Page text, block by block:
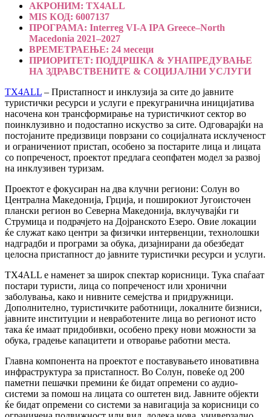
АКРОНИМ: TX4ALL
MIS КОД: 6007137
ПРОГРАМА: Interreg VI-A IPA Greece–North
Macedonia 2021–2027
ВРЕМЕТРАЕЊЕ: 24 месеци
ПРИОРИТЕТ: ПОДДРШКА & УНАПРЕДУВАЊЕ
НА ЗДРАВСТВЕНИТЕ & СОЦИЈАЛНИ УСЛУГИ
TX4ALL – Пристапност и инклузија за сите до јавните
туристички ресурси и услуги е прекугранична иницијатива
насочена кон трансформирање на туристичкиот сектор во
поинклузивно и подостапно искуство за сите. Одговарајќи на
постојаните предизвици поврзани со социјалната исклученост
и ограничениот пристап, особено за постарите лица и лицата
со попреченост, проектот предлага сеопфатен модел за развој
на инклузивен туризам.
Проектот е фокусиран на два клучни региони: Солун во
Централна Македонија, Грција, и поширокиот Југоисточен
плански регион во Северна Македонија, вклучувајќи ги
Струмица и подрачјето на Дојранското Езеро. Овие локации
ќе служат како центри за физички интервенции, технолошки
надградби и програми за обука, дизајнирани да обезбедат
целосна пристапност до јавните туристички ресурси и услуги.
TX4ALL е наменет за широк спектар корисници. Тука спаѓаат
постари туристи, лица со попреченост или хронични
заболувања, како и нивните семејства и придружници.
Дополнително, туристичките работници, локалните бизниси,
јавните институции и невработените лица во регионот исто
така ќе имаат придобивки, особено преку нови можности за
обука, градење капацитети и отворање работни места.
Главна компонента на проектот е поставувањето иновативна
инфраструктура за пристапност. Во Солун, повеќе од 200
паметни пешачки премини ќе бидат опремени со аудио-
системи за помош на лицата со оштетен вид. Јавните објекти
ќе бидат опремени со системи за навигација за корисници со